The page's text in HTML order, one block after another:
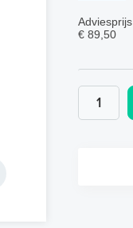
Adviesprijs
€ 89,50